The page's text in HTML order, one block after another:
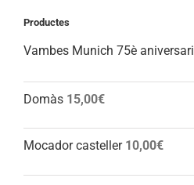
Productes
Vambes Munich 75è aniversari
Domàs 15,00€
Mocador casteller 10,00€